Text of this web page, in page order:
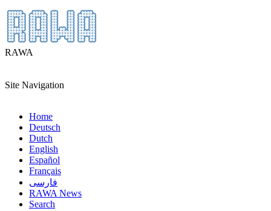
RAWA
Site Navigation
Home
Deutsch
Dutch
English
Español
Français
فارسی
RAWA News
Search